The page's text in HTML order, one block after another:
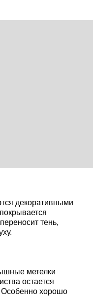
декоративными
тень,
метелки
остается
Особенно хорошо